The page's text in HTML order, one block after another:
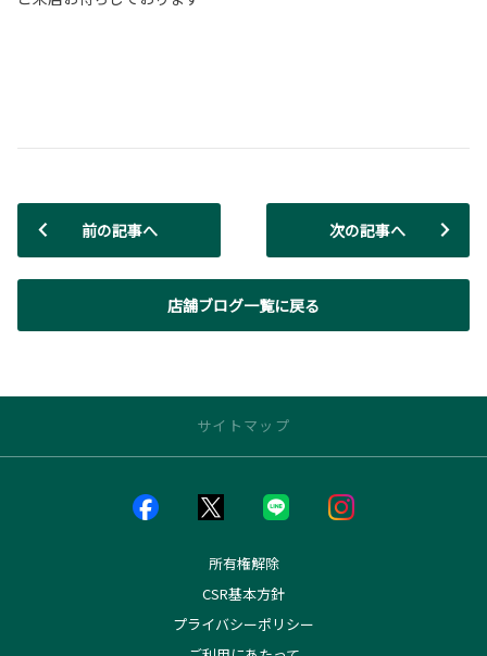
前の記事へ
店舗ブログ一覧に戻る
次の記事へ
サイトマップ
所有権解除
CSR基本方針
プライバシーポリシー